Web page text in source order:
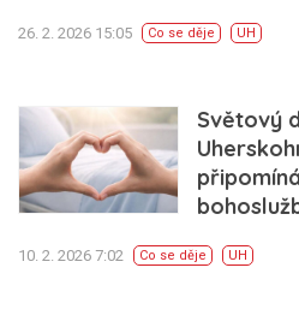
26. 2. 2026 15:05 Co se děje UH
Světový
10. 2. 2026 7:02 Co se děje UH